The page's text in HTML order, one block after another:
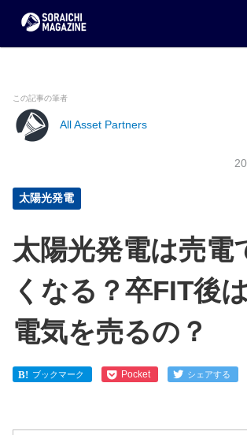
この記事の筆者
All Asset Partners
太陽光発電
太陽光発電は売電
くなる？卒FIT後
電気を売るの？
ブックマーク Pocket シェアする